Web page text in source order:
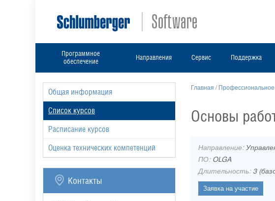
Программное
обеспечение
Направления Сервис Поддержка
Общая информация
Список курсов
Расписание курсов
Оценка технических компетенций
Контакты
Главная /
Основы
Направление:
ПО:OLGA
Длительность:3